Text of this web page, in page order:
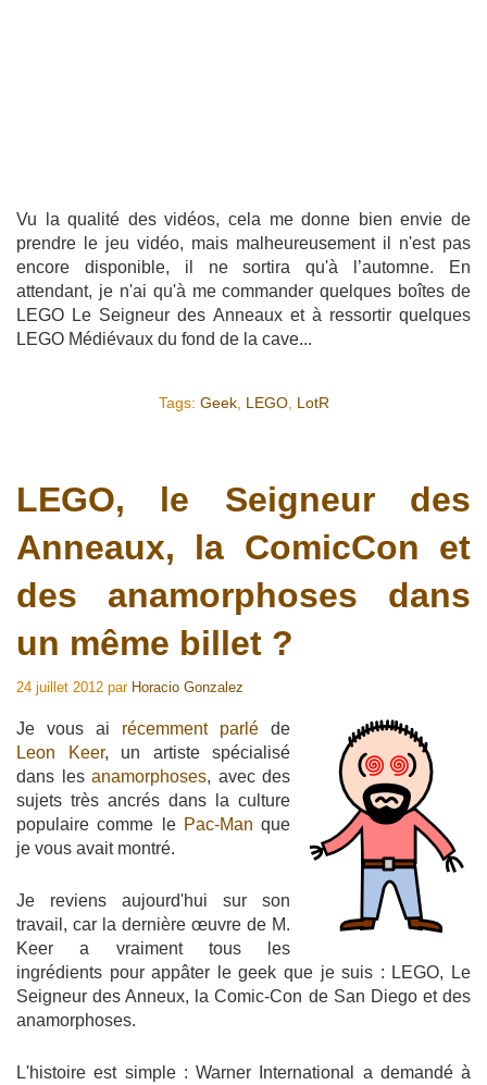
Vu la qualité des vidéos, cela me donne bien envie de
prendre le jeu vidéo, mais malheureusement il n'est pas
encore disponible, il ne sortira qu'à l’automne. En
attendant, je n'ai qu'à me commander quelques boîtes de
LEGO Le Seigneur des Anneaux et à ressortir quelques
LEGO Médiévaux du fond de la cave...
Tags: Geek, LEGO, LotR
LEGO, le Seigneur des
Anneaux, la ComicCon et
des anamorphoses dans
un même billet ?
24 juillet 2012 par Horacio Gonzalez
Je vous ai récemment parlé de
Leon Keer, un artiste spécialisé
dans les anamorphoses, avec des
sujets très ancrés dans la culture
populaire comme le Pac-Man que
je vous avait montré.
Je reviens aujourd'hui sur son
travail, car la dernière œuvre de M.
Keer a vraiment tous les
ingrédients pour appâter le geek que je suis : LEGO, Le
Seigneur des Anneux, la Comic-Con de San Diego et des
anamorphoses.
L'histoire est simple : Warner International a demandé à